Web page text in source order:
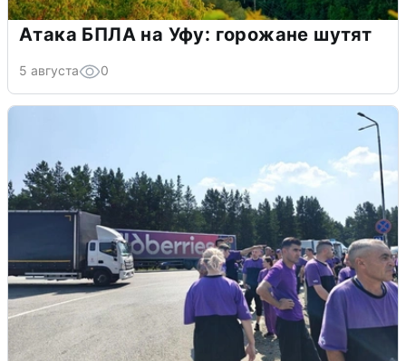
Атака БПЛА на Уфу: горожане шутят
5 августа 0